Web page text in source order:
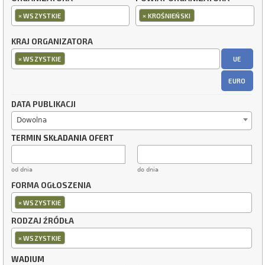
×WSZYSTKIE × KROŚNIEŃSKI
KRAJ ORGANIZATORA
×WSZYSTKIE UE
EURO
DATA PUBLIKACJI
Dowolna
TERMIN SKŁADANIA OFERT
od dnia do dnia
FORMA OGŁOSZENIA
×WSZYSTKIE
RODZAJ ŹRÓDŁA
×WSZYSTKIE
WADIUM